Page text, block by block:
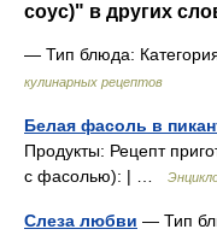
соус)" в других
— Тип блюда:
кулинарных рецептов
Белая фасоль в
Продукты: Рецепт
с фасолью): | …
Слеза любви — Тип